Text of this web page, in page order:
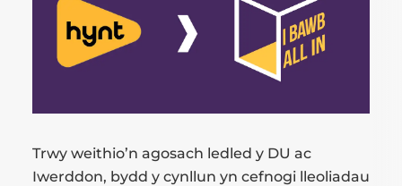
Trwy weithio’n agosach ledled y DU ac
Iwerddon, bydd y cynllun yn cefnogi lleoliadau